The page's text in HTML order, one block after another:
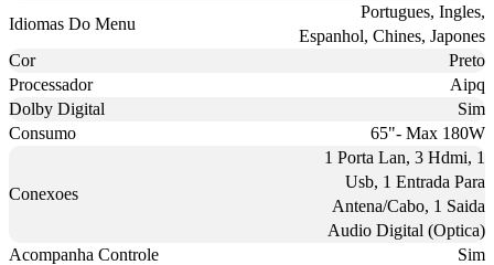
Idiomas Do Menu
Portugues, Ingles,
Espanhol, Chines, Japones
Cor
Preto
Processador
Aipq
Dolby Digital
Sim
Consumo
65"- Max 180W
Conexoes
1 Porta Lan, 3 Hdmi, 1
Usb, 1 Entrada Para
Antena/Cabo, 1 Saida
Audio Digital (Optica)
Acompanha Controle
Sim